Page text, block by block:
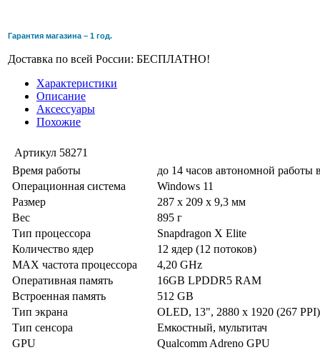
Гарантия магазина – 1 год.
Доставка по всей России: БЕСПЛАТНО!
Характеристики
Описание
Аксессуары
Похожие
Артикул 58271
Время работы
до 14 часов автономной
Операционная система
Windows 11
Размер
287 x 209 x 9,3 мм
Вес
895 г
Тип процессора
Snapdragon X Elite
Количество ядер
12 ядер (12 потоков)
MAX частота процессора
4,20 GHz
Оперативная память
16GB LPDDR5 RAM
Встроенная память
512 GB
Тип экрана
OLED, 13", 2880 x 1920 (267
Тип сенсора
Емкостный, мультитач
GPU
Qualcomm Adreno GPU